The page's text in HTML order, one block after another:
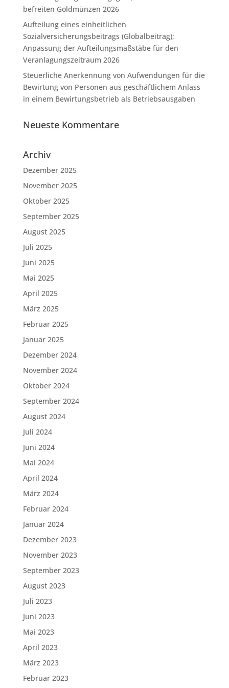
befreiten Goldmünzen 2026
Aufteilung eines einheitlichen
Sozialversicherungsbeitrags (Globalbeitrag);
Anpassung der Aufteilungsmaßstäbe für den
Veranlagungszeitraum 2026
Steuerliche Anerkennung von Aufwendungen für die
Bewirtung von Personen aus geschäftlichem Anlass
in einem Bewirtungsbetrieb als Betriebsausgaben
Neueste Kommentare
Archiv
Dezember 2025
November 2025
Oktober 2025
September 2025
August 2025
Juli 2025
Juni 2025
Mai 2025
April 2025
März 2025
Februar 2025
Januar 2025
Dezember 2024
November 2024
Oktober 2024
September 2024
August 2024
Juli 2024
Juni 2024
Mai 2024
April 2024
März 2024
Februar 2024
Januar 2024
Dezember 2023
November 2023
September 2023
August 2023
Juli 2023
Juni 2023
Mai 2023
April 2023
März 2023
Februar 2023